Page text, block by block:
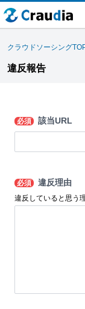
クラウドソーシング
違反報告
必須 該当URL
必須 違反理由
違反していると思う